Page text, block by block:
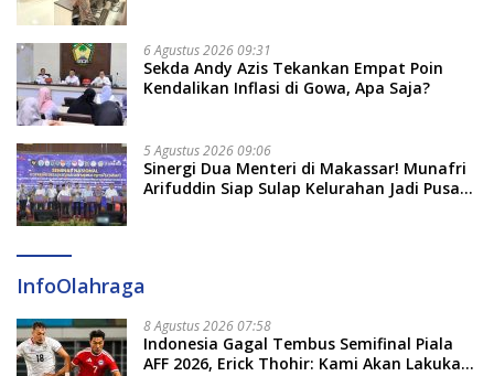
6 Agustus 2026 09:31
Sekda Andy Azis Tekankan Empat Poin
Kendalikan Inflasi di Gowa, Apa Saja?
5 Agustus 2026 09:06
Sinergi Dua Menteri di Makassar! Munafri
Arifuddin Siap Sulap Kelurahan Jadi Pusat
InfoOlahraga
8 Agustus 2026 07:58
Indonesia Gagal Tembus Semifinal Piala
AFF 2026, Erick Thohir: Kami Akan Lakukan